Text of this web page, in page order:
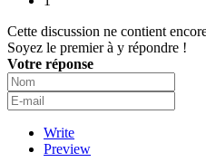
Cette discussion ne contient
Soyez le premier à y répondre !
Votre réponse
Write
Preview